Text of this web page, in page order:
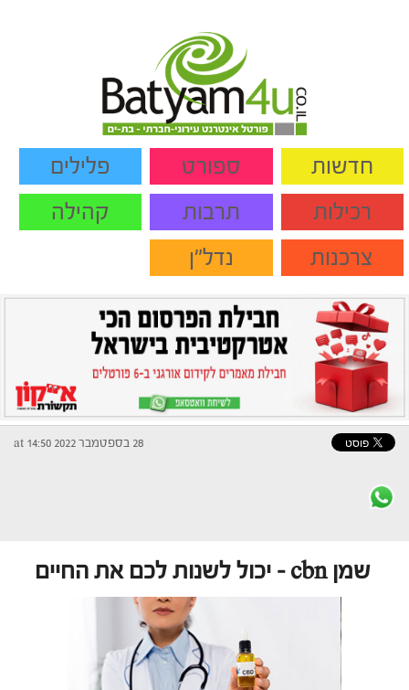
חדשות ספורט
פלילים
רכילות
תרבות
קהילה
צרכנות
נדל"ן
28 בספטמבר 2022 at 14:50
שמן cbn – יכול לשנות לכם את החיים